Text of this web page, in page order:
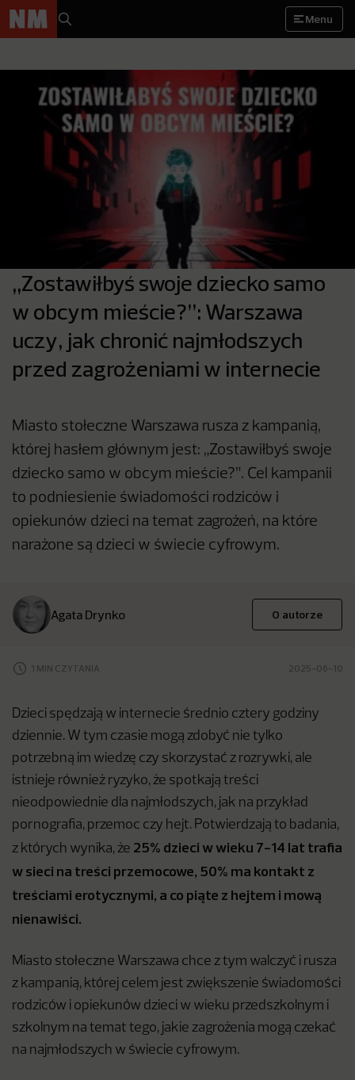
Menu
„Zostawiłbyś swoje dziecko samo
w obcym mieście?”: Warszawa
uczy, jak chronić najmłodszych
przed zagrożeniami w internecie
Miasto stołeczne Warszawa rusza z kampanią,
której hasłem głównym jest: „Zostawiłbyś swoje
dziecko samo w obcym mieście?”. Cel kampanii
to podniesienie świadomości rodziców i
opiekunów dzieci na temat zagrożeń, na które
narażone są dzieci w świecie cyfrowym.
Agata Drynko O autorze
1 MIN CZYTANIA 2025-06-10
Dzieci spędzają w internecie średnio cztery godziny
dziennie. W tym czasie mogą zdobyć nie tylko
potrzebną im wiedzę czy skorzystać z rozrywki, ale
istnieje również ryzyko, że spotkają treści
nieodpowiednie dla najmłodszych, jak na przykład
pornografia, przemoc czy hejt. Potwierdzają to badania,
z których wynika, że 25% dzieci w wieku 7-14 lat trafia
w sieci na treści przemocowe, 50% ma kontakt z
treściami erotycznymi, a co piąte z hejtem i mową
nienawiści.
Miasto stołeczne Warszawa chce z tym walczyć i rusza
z kampanią, której celem jest zwiększenie świadomości
rodziców i opiekunów dzieci w wieku przedszkolnym i
szkolnym na temat tego, jakie zagrożenia mogą czekać
na najmłodszych w świecie cyfrowym.